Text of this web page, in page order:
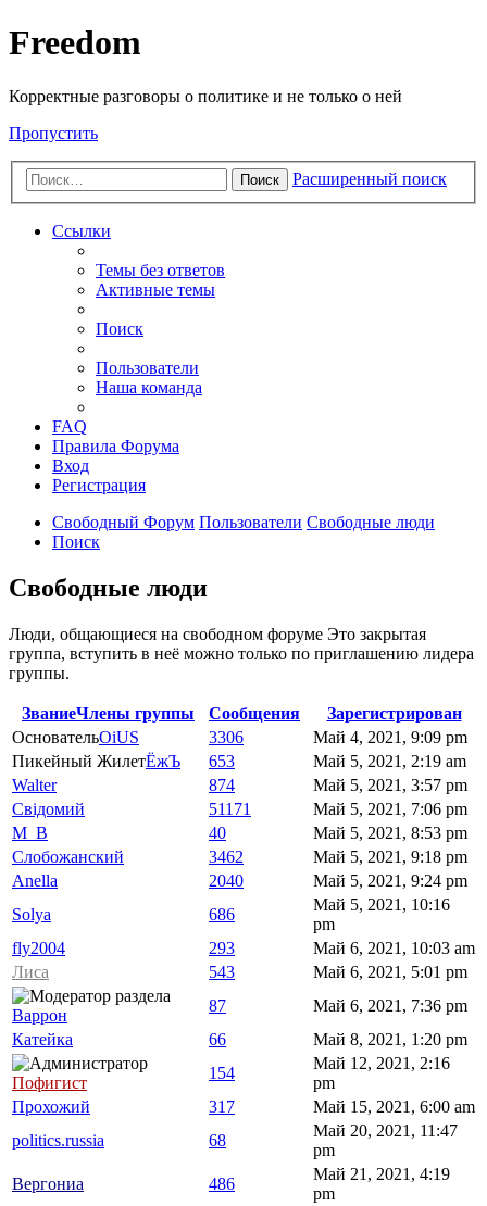
Freedom
Корректные разговоры о политике и не только о ней
Пропустить
Поиск Расширенный поиск
Ссылки
Темы без ответов
Активные темы
Поиск
Пользователи
Наша команда
FAQ
Правила Форума
Вход
Регистрация
Свободный Форум Пользователи Свободные люди
Поиск
Свободные люди
Люди, общающиеся на свободном форуме Это закрытая
группа, вступить в неё можно только по приглашению лидера
группы.
ЗваниеЧлены группы Сообщения
Зарегистрирован
ОсновательOiUS 3306
Май 4, 2021, 9:09 pm
Пикейный ЖилетЁжЪ 653
Май 5, 2021, 2:19 am
Walter
874
Май 5, 2021, 3:57 pm
Свідомий
51171
Май 5, 2021, 7:06 pm
M_B
40
Май 5, 2021, 8:53 pm
Слобожанский
3462
Май 5, 2021, 9:18 pm
Anella
2040
Май 5, 2021, 9:24 pm
Solya
686
Май 5, 2021, 10:16
pm
fly2004
293
Май 6, 2021, 10:03 am
Лиса
543 Май 6, 2021, 5:01 pm
Варрон
87
Май 6, 2021, 7:36 pm
Катейка
66 Май 8, 2021, 1:20 pm
Пофигист
154
Май 12, 2021, 2:16
pm
Прохожий
317
Май 15, 2021, 6:00 am
politics.russia
68
Май 20, 2021, 11:47
pm
Вергониа
486
Май 21, 2021, 4:19
pm